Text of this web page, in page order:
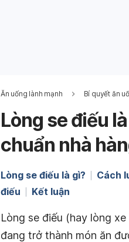
Ăn uống lành mạnh Bí quyết ăn
Lòng se điếu
chuẩn nhà
Lòng se điếu là gì? Cách
điếu
Kết luận
Lòng se điếu (hay lòng
đang trở thành món ăn